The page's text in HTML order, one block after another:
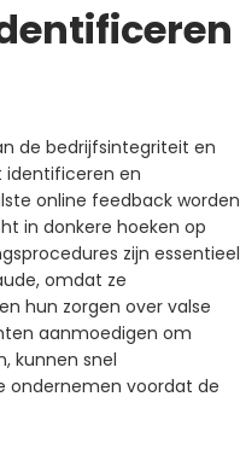
de bedrijfsintegriteit en
identificeren en
online feedback worden
in donkere hoeken op
zijn essentieel
omdat ze
hun zorgen over valse
aanmoedigen om
kunnen snel
ondernemen voordat de